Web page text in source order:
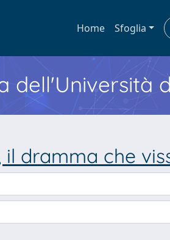
Home Sfoglia
dell'Università
il dramma che